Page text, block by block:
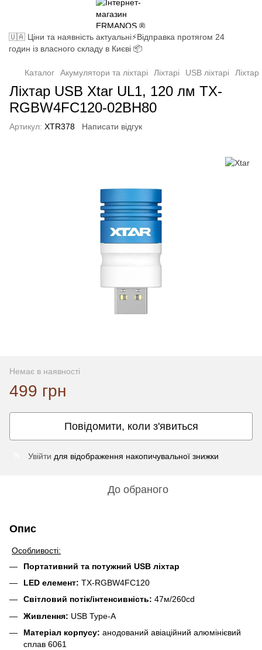
🇺🇦 Ціни та наявність актуальні⚡Відправка протягом 24
годин із власного складу в Києві 📦
Каталог Акумулятори та ліхтарі Ліхтарі USB ліхтарі
Ліхтар USB Xtar UL1, 120 лм TX-
RGBW4FC120-02BH80
Артикул: XTR378 Написати відгук
Немає в наявності
499 грн
Повідомити, коли з'явиться
Увійти для відображення накопичувальної знижки
До обраного
Опис
Особливості:
Портативний та потужний USB ліхтар
LED елемент: TX-RGBW4FC120
Світловий потік/інтенсивність: 47м/260cd
Живлення: USB Type-A
Матеріал корпусу: анодований авіаційний алюмінієвий
сплав 6061